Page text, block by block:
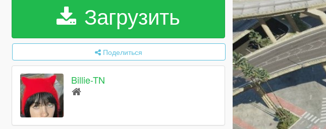
Загрузить
Поделиться
Billie-TN